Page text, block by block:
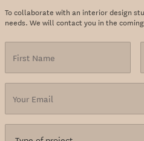
To collaborate with an interior design
needs. We will contact you in the